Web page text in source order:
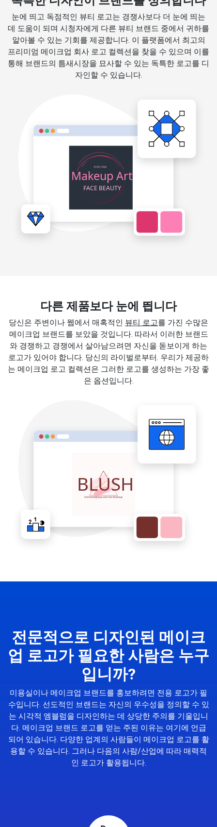
눈에 띄고 독점적인 뷰티 로고는 경쟁사보다 더 눈에 띄는
데 도움이 되며 시청자에게 다른 뷰티 브랜드 중에서 귀하를
알아볼 수 있는 기회를 제공합니다. 이 플랫폼에서 최고의
프리미엄 메이크업 회사 로고 컬렉션을 찾을 수 있으며 이를
통해 브랜드의 틈새시장을 묘사할 수 있는 독특한 로고를 디
자인할 수 있습니다.
다른 제품보다 눈에 띕니다
당신은 주변이나 웹에서 매혹적인 뷰티 로고를 가진 수많은
메이크업 브랜드를 보았을 것입니다. 따라서 이러한 브랜드
와 경쟁하고 경쟁에서 살아남으려면 자신을 돋보이게 하는
로고가 있어야 합니다. 당신의 라이벌로부터. 우리가 제공하
는 메이크업 로고 컬렉션은 그러한 로고를 생성하는 가장 좋
은 옵션입니다.
전문적으로 디자인된 메이크
업 로고가 필요한 사람은 누구
입니까?
미용실이나 메이크업 브랜드를 홍보하려면 전용 로고가 필
수입니다. 선도적인 브랜드는 자신의 우수성을 정의할 수 있
는 시각적 엠블럼을 디자인하는 데 상당한 주의를 기울입니
다. 메이크업 브랜드 로고를 얻는 주된 이유는 여기에 언급
되어 있습니다. 다양한 업계의 사람들이 메이크업 로고를 활
용할 수 있습니다. 그러나 다음의 사람/산업에 따라 매력적
인 로고가 활용됩니다.